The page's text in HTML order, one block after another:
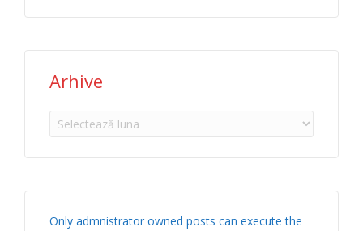
Arhive
Arhive
Only admnistrator owned posts can execute the